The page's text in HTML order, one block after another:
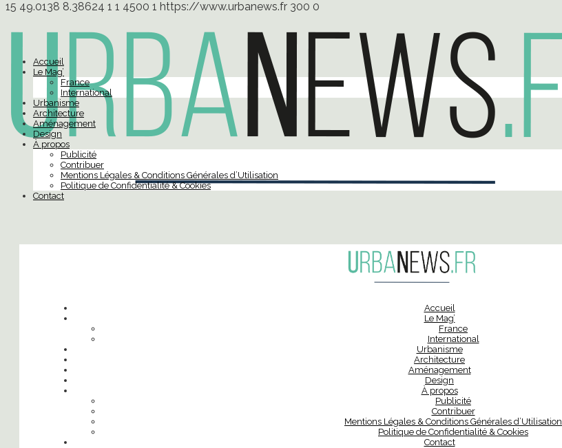
15 49.0138 8.38624 1 1 4500 1 https://www.urbanews.fr 300 0
Accueil
Le Mag’
France
International
Urbanisme
Architecture
Aménagement
Design
À propos
Publicité
Contribuer
Mentions Légales & Conditions Générales d’Utilisation
Politique de Confidentialité & Cookies
Contact
Accueil
Le Mag’
France
International
Urbanisme
Architecture
Aménagement
Design
À propos
Publicité
Contribuer
Mentions Légales & Conditions Générales d’Utilisation
Politique de Confidentialité & Cookies
Contact